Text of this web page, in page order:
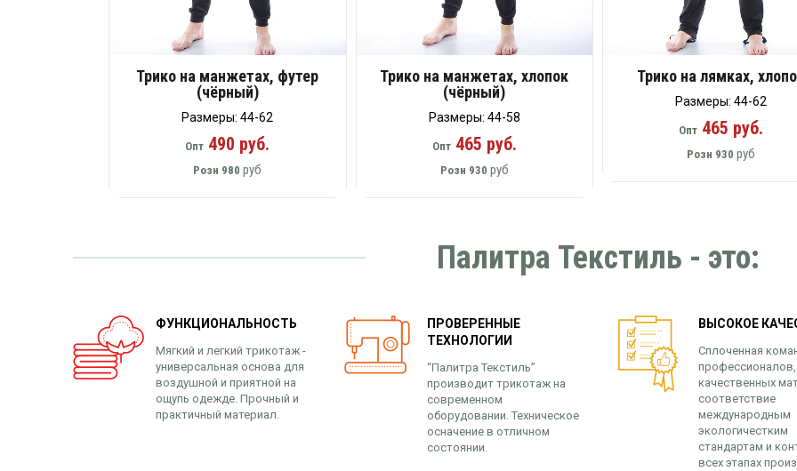
Трико на манжетах, футер
(чёрный)
Размеры: 44-62
Опт 490 руб.
Розн 980 руб
Трико на манжетах, хлопок
(чёрный)
Размеры: 44-58
Опт465 руб.
Розн 930 руб
Трико на лямках,
Размеры: 44-62
Опт 465 руб.
Розн 930 руб
Палитра Текстиль - это:
ФУНКЦИОНАЛЬНОСТЬ
Мягкий и легкий трикотаж -
универсальная основа для
воздушной и приятной на
ощупь одежде. Прочный и
практичный материал.
ПРОВЕРЕННЫЕ
ТЕХНОЛОГИИ
“Палитра Текстиль”
производит трикотаж на
современном
оборудовании. Техническое
осначение в отличном
состоянии.
ВЫСОКОЕ
Сплоченная
качественных
соответствие
международным
экологичестким
стандартам и
всех этапах